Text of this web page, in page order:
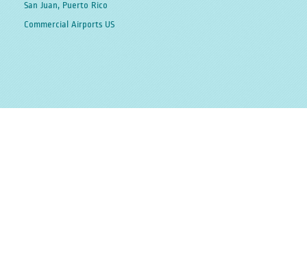
San Juan, Puerto Rico
Commercial Airports US